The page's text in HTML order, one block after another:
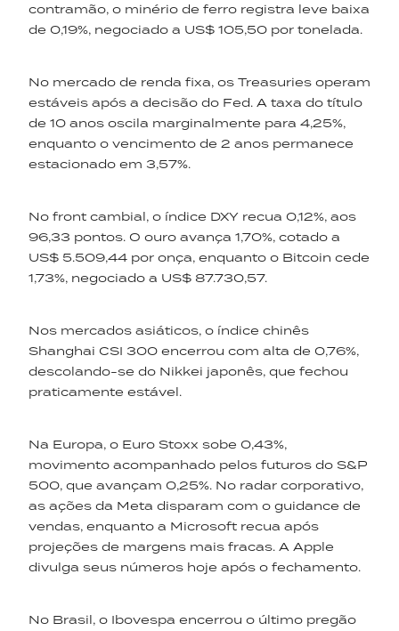
contramão, o minério de ferro registra leve baixa
de 0,19%, negociado a US$ 105,50 por tonelada.
No mercado de renda fixa, os Treasuries operam
estáveis após a decisão do Fed. A taxa do título
de 10 anos oscila marginalmente para 4,25%,
enquanto o vencimento de 2 anos permanece
estacionado em 3,57%.
No front cambial, o índice DXY recua 0,12%, aos
96,33 pontos. O ouro avança 1,70%, cotado a
US$ 5.509,44 por onça, enquanto o Bitcoin cede
1,73%, negociado a US$ 87.730,57.
Nos mercados asiáticos, o índice chinês
Shanghai CSI 300 encerrou com alta de 0,76%,
descolando-se do Nikkei japonês, que fechou
praticamente estável.
Na Europa, o Euro Stoxx sobe 0,43%,
movimento acompanhado pelos futuros do S&P
500, que avançam 0,25%. No radar corporativo,
as ações da Meta disparam com o guidance de
vendas, enquanto a Microsoft recua após
projeções de margens mais fracas. A Apple
divulga seus números hoje após o fechamento.
No Brasil, o Ibovespa encerrou o último pregão